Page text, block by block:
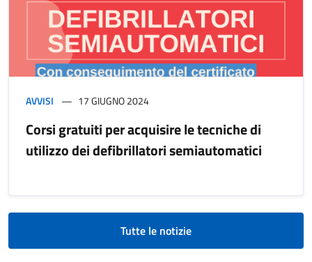
AVVISI 17 GIUGNO 2024
Corsi gratuiti per acquisire le tecniche di
utilizzo dei defibrillatori semiautomatici
Tutte le notizie